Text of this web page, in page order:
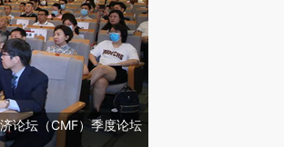
论坛（CMF）季度论坛